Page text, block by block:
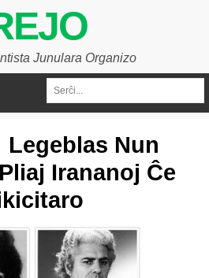
Junulara Organizo
Legeblas Nun
Irananoj Ĉe